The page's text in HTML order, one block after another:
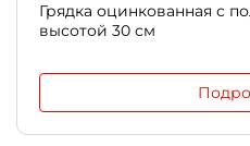
Грядка оцинкованная с
высотой 30 см